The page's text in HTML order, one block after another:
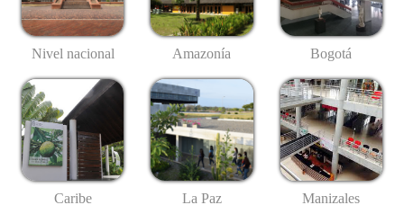
Nivel nacional Amazonía Bogotá
Caribe La Paz Manizales